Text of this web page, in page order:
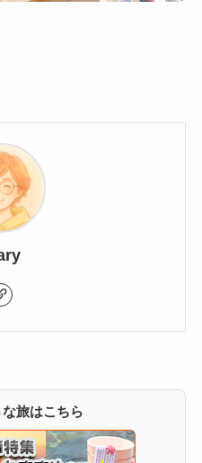
旅はこちら